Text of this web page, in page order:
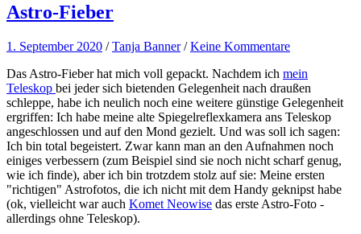
Astro-Fieber
1. September 2020 /Tanja Banner /Keine Kommentare
Das Astro-Fieber hat mich voll gepackt. Nachdem ich mein
Teleskop bei jeder sich bietenden Gelegenheit nach draußen
schleppe, habe ich neulich noch eine weitere günstige Gelegenheit
ergriffen: Ich habe meine alte Spiegelreflexkamera ans Teleskop
angeschlossen und auf den Mond gezielt. Und was soll ich sagen:
Ich bin total begeistert. Zwar kann man an den Aufnahmen noch
einiges verbessern (zum Beispiel sind sie noch nicht scharf genug,
wie ich finde), aber ich bin trotzdem stolz auf sie: Meine ersten
"richtigen" Astrofotos, die ich nicht mit dem Handy geknipst habe
(ok, vielleicht war auch Komet Neowise das erste Astro-Foto -
allerdings ohne Teleskop).